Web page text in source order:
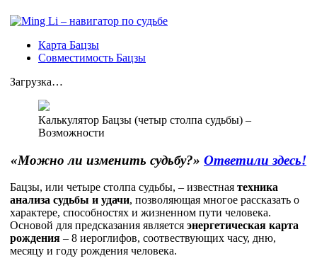
Карта Бацзы
Совместимость Бацзы
Загрузка…
Калькулятор Бацзы (четыр столпа судьбы) –
Возможности
«Можно ли изменить судьбу?» Ответили здесь!
Бацзы, или четыре столпа судьбы, – известная техника
анализа судьбы и удачи, позволяющая многое рассказать о
характере, способностях и жизненном пути человека.
Основой для предсказания является энергетическая карта
рождения – 8 иероглифов, соотвествующих часу, дню,
месяцу и году рождения человека.